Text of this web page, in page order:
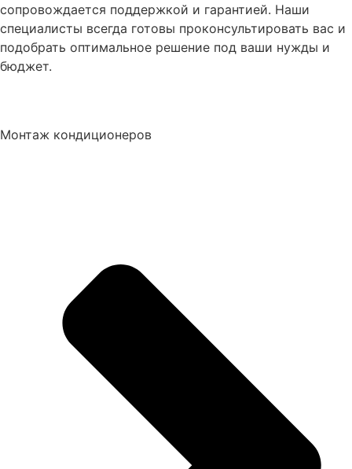
сопровождается поддержкой и гарантией. Наши
специалисты всегда готовы проконсультировать вас и
подобрать оптимальное решение под ваши нужды и
бюджет.
Монтаж кондиционеров